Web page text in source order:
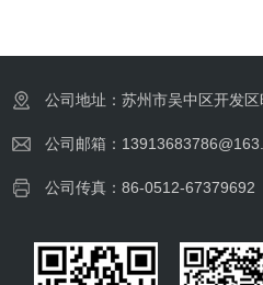
公司地址：苏州市吴中区开发
公司邮箱：
公司传真：86-0512-67379692